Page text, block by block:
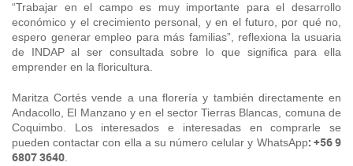
“Trabajar en el campo es muy importante para el desarrollo
económico y el crecimiento personal, y en el futuro, por qué no,
espero generar empleo para más familias”, reflexiona la usuaria
de INDAP al ser consultada sobre lo que significa para ella
emprender en la floricultura.
Maritza Cortés vende a una florería y también directamente en
Andacollo, El Manzano y en el sector Tierras Blancas, comuna de
Coquimbo. Los interesados e interesadas en comprarle se
pueden contactar con ella a su número celular y WhatsApp: +56 9
6807 3640